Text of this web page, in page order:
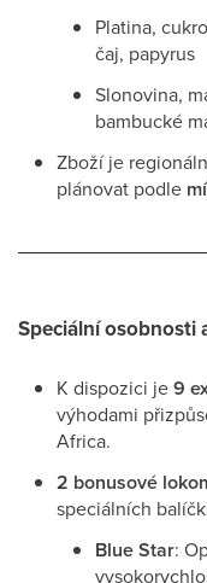
Platina,
čaj, papyrus
Slonovina,
bambucké
Zboží je
plánovat podle
Speciální osobnosti
K dispozici je9
výhodami
Africa.
2 bonusové
speciálních
Blue Star: